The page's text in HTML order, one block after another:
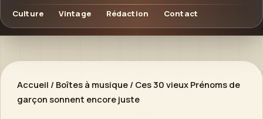
Culture
Vintage Rédaction Contact
Accueil / Boîtes à musique / Ces 30 vieux Prénoms de
garçon sonnent encore juste